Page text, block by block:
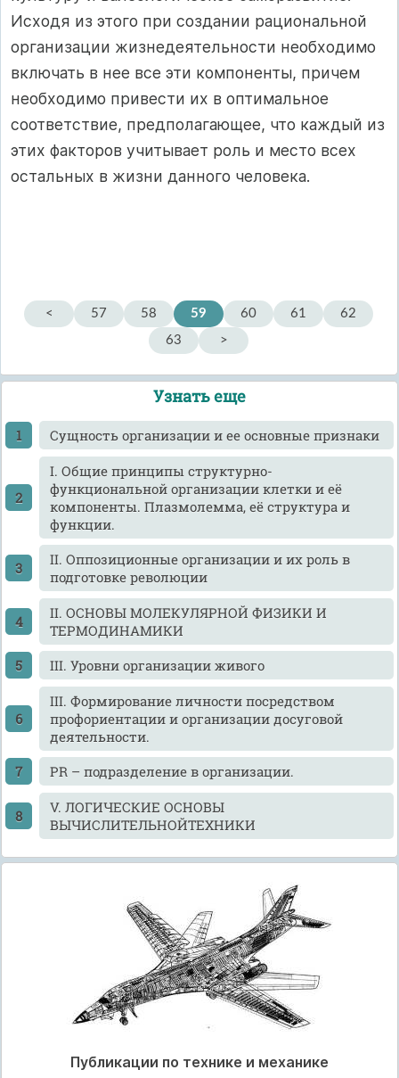
Исходя из этого при создании рациональной
организации жизнедеятельности необходимо
включать в нее все эти компоненты, причем
необходимо привести их в оптимальное
соответствие, предполагающее, что каждый из
этих факторов учитывает роль и место всех
остальных в жизни данного человека.
< 57 58 59 60 61
62
63
>
Узнать еще
Cущность организации и ее основные признаки
I. Общие принципы структурно-
функциональной организации клетки и её
компоненты. Плазмолемма, её структура и
функции.
II. Оппозиционные организации и их роль в
подготовке революции
II. ОСНОВЫ МОЛЕКУЛЯРНОЙ ФИЗИКИ И
ТЕРМОДИНАМИКИ
III. Уровни организации живого
III. Формирование личности посредством
профориентации и организации досуговой
деятельности.
PR – подразделение в организации.
V. ЛОГИЧЕСКИЕ ОСНОВЫ
ВЫЧИСЛИТЕЛЬНОЙТЕХНИКИ
Публикации по технике и механике